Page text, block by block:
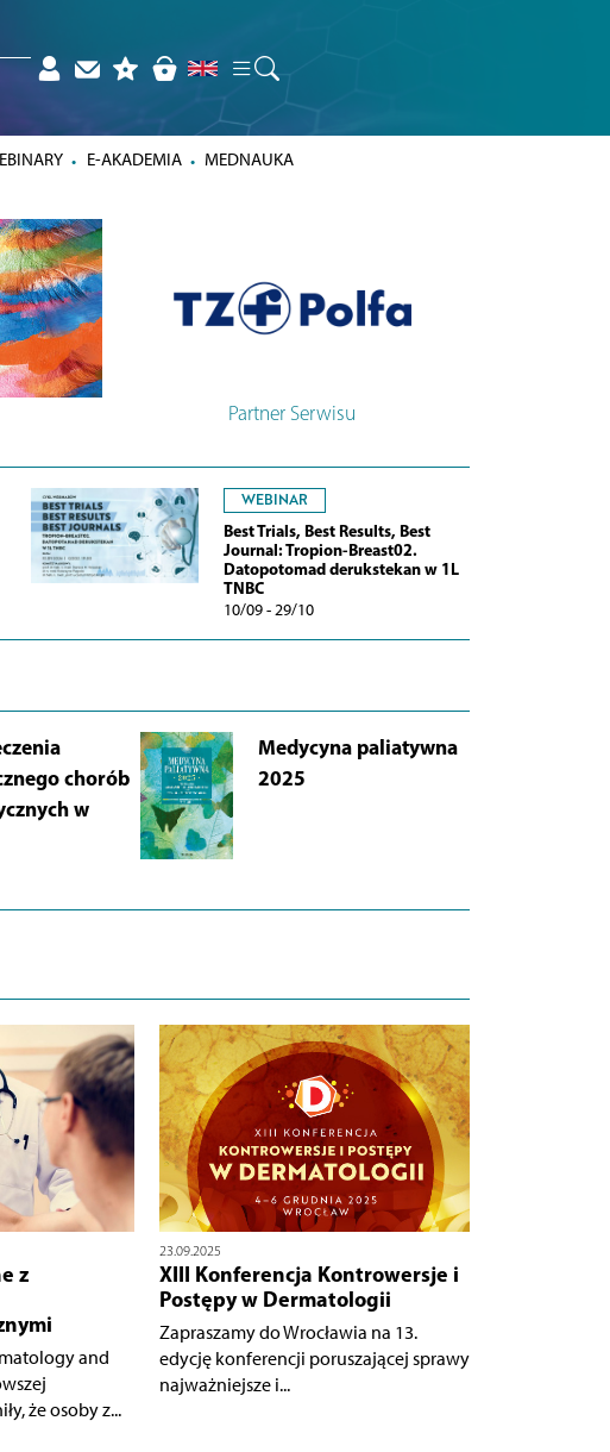
E-AKADEMIA MEDNAUKA
Partner Serwisu
WEBINAR
Best Trials, Best Results, Best
Journal: Tropion-Breast02.
Datopotomad derukstekan w 1L
TNBC
10/09 - 29/10
chorób
w
Medycyna paliatywna
2025
z
and
że osoby z...
23.09.2025
XIII Konferencja Kontrowersje i
Postępy w Dermatologii
Zapraszamy do Wrocławia na 13.
edycję konferencji poruszającej sprawy
najważniejsze i...